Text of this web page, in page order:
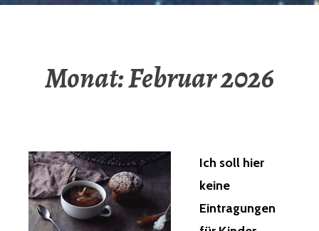
Monat:Februar 2026
Ich soll hier
keine
Eintragungen